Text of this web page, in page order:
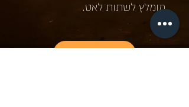
מומלץ לשתות לאט.